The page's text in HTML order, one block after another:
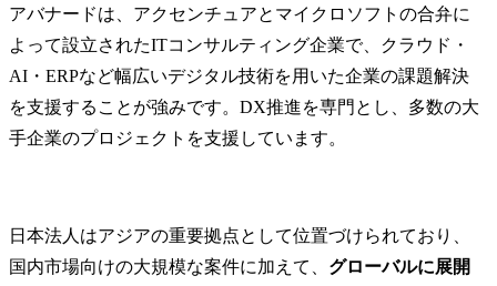
PwCコンサルティング
アバナードの評価制度とキャリアパス
成果主義の仕組みと評価プロセス
昇給・昇進スピードの特徴
技術スペシャリスト／マネジメントのキャリアモデル
福利厚生・研修制度の充実度
働きやすさ・社員満足度の実態
アバナードは、アクセンチュアとマイクロソフトの合弁に
よって設立されたITコンサルティング企業で、クラウド・
AI・ERPなど幅広いデジタル技術を用いた企業の課題解決
を支援することが強みです。DX推進を専門とし、多数の大
手企業のプロジェクトを支援しています。
日本法人はアジアの重要拠点として位置づけられており、
国内市場向けの大規模な案件に加えて、 グローバルに展開